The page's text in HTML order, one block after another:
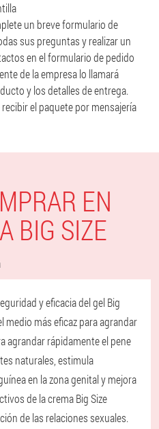
un breve formulario de
sus preguntas y realizar un
en el formulario de pedido
de la empresa lo llamará
y los detalles de entrega.
el paquete por mensajería
EN
BIG SIZE
y eficacia del gel Big
medio más eficaz para agrandar
agrandar rápidamente el pene
naturales, estimula
en la zona genital y mejora
de la crema Big Size
de las relaciones sexuales.